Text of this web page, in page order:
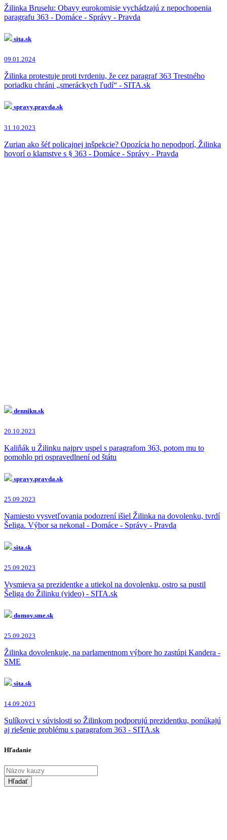
Žilinka Bruselu: Obavy eurokomisie vychádzajú z nepochopenia
paragrafu 363 - Domáce - Správy - Pravda
sita.sk
09.01.2024
Žilinka protestuje proti tvrdeniu, že cez paragraf 363 Trestného
poriadku chráni „smeráckych ľudí“ - SITA.sk
spravy.pravda.sk
31.10.2023
Zurian ako šéf policajnej inšpekcie? Opozícia ho nepodporí, Žilinka
hovorí o klamstve s § 363 - Domáce - Správy - Pravda
dennikn.sk
20.10.2023
Kaliňák u Žilinku najprv uspel s paragrafom 363, potom mu to
pomohlo pri ospravedlnení od štátu
spravy.pravda.sk
25.09.2023
Namiesto vysvetľovania podozrení išiel Žilinka na dovolenku, tvrdí
Šeliga. Výbor sa nekonal - Domáce - Správy - Pravda
sita.sk
25.09.2023
Vysmieva sa prezidentke a utiekol na dovolenku, ostro sa pustil
Šeliga do Žilinku (video) - SITA.sk
domov.sme.sk
25.09.2023
Žilinka dovolenkuje, na parlamentnom výbore ho zastúpi Kandera -
SME
sita.sk
14.09.2023
Sulíkovci v súvislosti so Žilinkom podporujú prezidentku, ponúkajú
aj riešenie problému s paragrafom 363 - SITA.sk
Hľadanie